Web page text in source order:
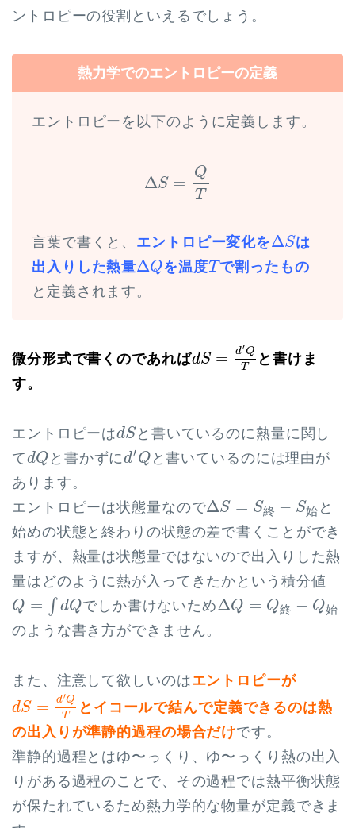
ントロピーの役割といえるでしょう。
熱力学でのエントロピーの定義
エントロピーを以下のように定義します。
ΔS =
Q
T
T
言葉で書くと、 エントロピー変化をΔS
Δ Sは
出入りした熱量ΔQ
Δ Q を温度T
Tで割ったもの
と定義されます。
微分形式で書くのであればdS = d′Q
T
QT
と書けま
す。
エントロピーはdS
dSと書いているのに熱量に関し
てdQ
dQ と書かずにd′Q
d′Q と書いているのには理由が
あります。
エントロピーは状態量なのでΔS = S終 − S始
Δ S= 終 始
と
始めの状態と終わりの状態の差で書くことができ
ますが、熱量は状態量ではないので出入りした熱
量はどのように熱が入ってきたかという積分値
Q = ∫ dQ
Q Q
でしか書けないためΔQ = Q終 − Q始
Δ Q= 終 始
のような書き方ができません。
また、注意して欲しいのはエントロピーが
dS = d′Q
T
dS = d QT
とイコールで結んで定義できるのは熱
の出入りが準静的過程の場合だけです。
準静的過程とはゆ〜っくり、ゆ〜っくり熱の出入
りがある過程のことで、その過程では熱平衡状態
が保たれているため熱力学的な物量が定義できま